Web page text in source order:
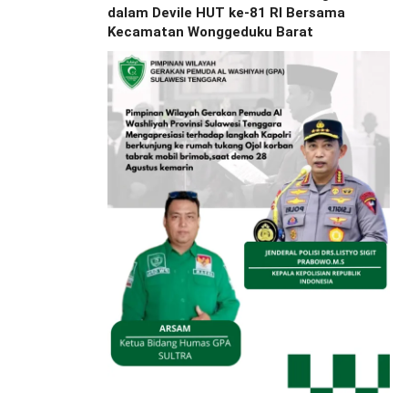
dalam Devile HUT ke-81 RI Bersama
Kecamatan Wonggeduku Barat